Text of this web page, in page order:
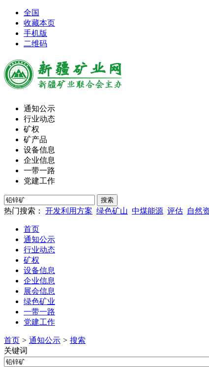
全国
收藏本页
手机版
二维码
通知公示
行业动态
矿权
矿产品
设备信息
企业信息
一带一路
党建工作
热门搜索： 开发利用方案 绿色矿山 中煤能源 评估 自然
首页
通知公示
行业动态
矿权
设备信息
企业信息
展会信息
绿色矿业
一带一路
党建工作
首页 > 通知公示 > 搜索
关键词